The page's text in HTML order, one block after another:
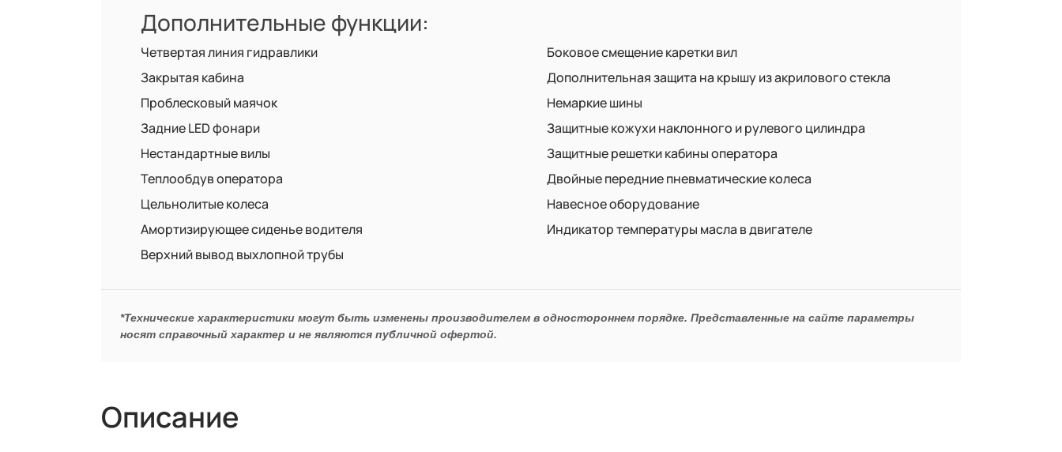
Дополнительные функции:
Четвертая линия гидравлики
Боковое смещение каретки вил
Закрытая кабина
Дополнительная защита на крышу из акрилового стекла
Проблесковый маячок
Немаркие шины
Задние LED фонари
Защитные кожухи наклонного и рулевого цилиндра
Нестандартные вилы
Защитные решетки кабины оператора
Теплообдув оператора
Двойные передние пневматические колеса
Цельнолитые колеса
Навесное оборудование
Амортизирующее сиденье водителя
Индикатор температуры масла в двигателе
Верхний вывод выхлопной трубы
*Технические характеристики могут быть изменены производителем в одностороннем порядке. Представленные на сайте параметры
носят справочный характер и не являются публичной офертой.
Описание